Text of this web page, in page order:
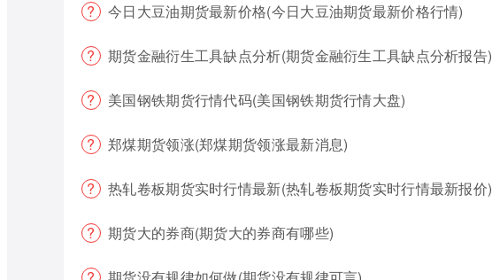
今日大豆油期货最新价格(今日大豆油期货最新价格行情)
期货金融衍生工具缺点分析(期货金融衍生工具缺点分析报告)
美国钢铁期货行情代码(美国钢铁期货行情大盘)
郑煤期货领涨(郑煤期货领涨最新消息)
热轧卷板期货实时行情最新(热轧卷板期货实时行情最新报价)
期货大的券商(期货大的券商有哪些)